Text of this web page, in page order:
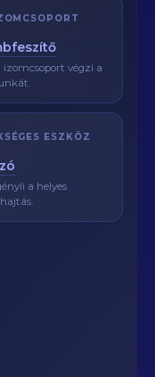
izomcsoport végzi a
ESZKÖZ
a helyes